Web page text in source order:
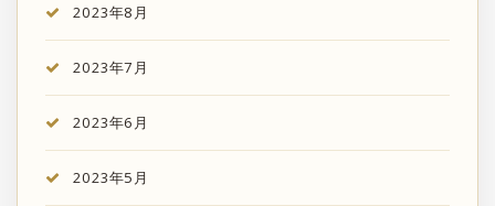
2023年8月
2023年7月
2023年6月
2023年5月